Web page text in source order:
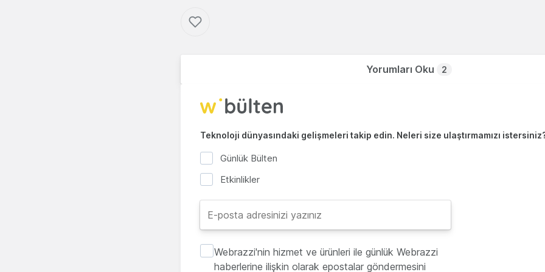
Yorumları Oku 2
Teknoloji dünyasındaki gelişmeleri takip edin. Neleri size ulaştırmamızı
Günlük Bülten
Etkinlikler
Webrazzi'nin hizmet ve ürünleri ile günlük Webrazzi
haberlerine ilişkin olarak epostalar göndermesini